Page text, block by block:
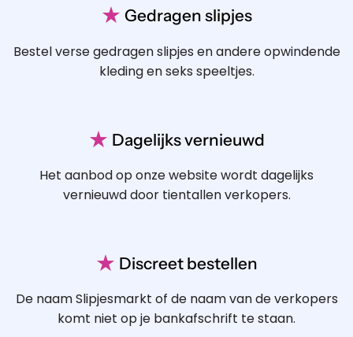
★ Gedragen slipjes
Bestel verse gedragen slipjes en andere opwindende
kleding en seks speeltjes.
★ Dagelijks vernieuwd
Het aanbod op onze website wordt dagelijks
vernieuwd door tientallen verkopers.
★ Discreet bestellen
De naam Slipjesmarkt of de naam van de verkopers
komt niet op je bankafschrift te staan.